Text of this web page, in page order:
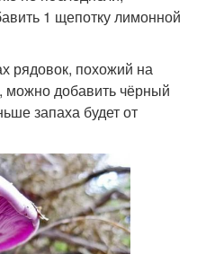
1 щепотку лимонной
рядовок, похожий на
можно добавить чёрный
запаха будет от